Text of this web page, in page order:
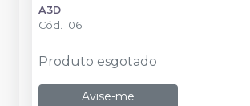
A3D
Cód. 106
Produto esgotado
Avise-me